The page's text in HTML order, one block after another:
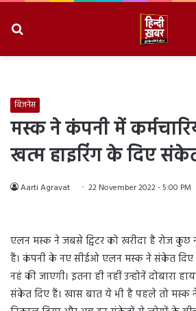
बिज़नेस
मस्क ने कंपनी में
खत्म हाइरिंग के दिए
Aarti Agravat 22 November 2022 - 5:00 PM
एलन मस्क ने जबसे ट्विटर को खरीदा है रोज
हैं। कंपनी के नए सीईओ एलन मस्क ने संकेत
नहं की जाएगी। इतना ही नहीं उन्होनें दोबारा
संकेत दिए हैं। खास बात ये भी है पहले तो मस्क